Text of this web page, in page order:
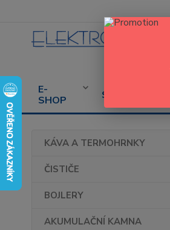
E-
SHOP
SERVIS
KÁVA A TERMOHRNKY
ČISTIČE
BOJLERY
AKUMULAČNÍ KAMNA